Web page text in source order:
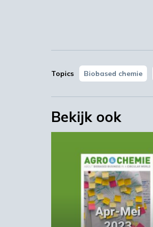
Topics Biobased chemie
Bekijk ook